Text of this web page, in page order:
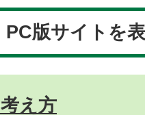
PC版サイトを
え方